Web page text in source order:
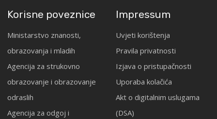
Korisne poveznice
Ministarstvo znanosti,
obrazovanja i mladih
Agencija za strukovno
obrazovanje i obrazovanje
odraslih
Agencija za odgoj i
Impressum
Uvjeti korištenja
Pravila privatnosti
Izjava o pristupačnosti
Uporaba kolačića
Akt o digitalnim uslugama
(DSA)